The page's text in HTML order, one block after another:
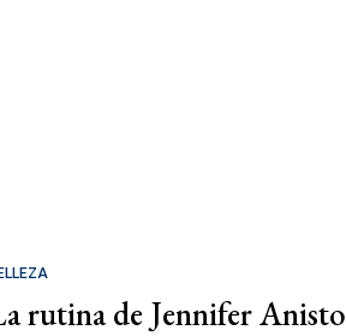
rutina de Jennifer